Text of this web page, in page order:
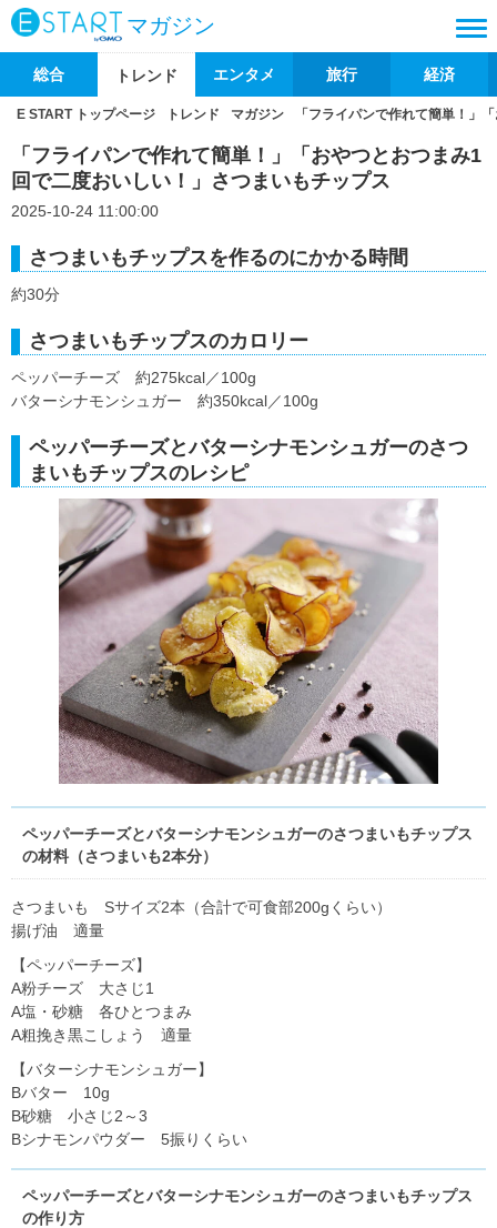
マガジン
総合 トレンド エンタメ 旅行 経済
E START トップページ トレンド マガジン 「フライパンで作れて簡単！」
「フライパンで作れて簡単！」「おやつとおつまみ1
回で二度おいしい！」さつまいもチップス
2025-10-24 11:00:00
さつまいもチップスを作るのにかかる時間
約30分
さつまいもチップスのカロリー
ペッパーチーズ 約275kcal／100g
バターシナモンシュガー 約350kcal／100g
ペッパーチーズとバターシナモンシュガーのさつ
まいもチップスのレシピ
ペッパーチーズとバターシナモンシュガーのさつまいもチップス
の材料（さつまいも2本分）
さつまいも Sサイズ2本（合計で可食部200gくらい）
揚げ油 適量
【ペッパーチーズ】
A粉チーズ 大さじ1
A塩・砂糖 各ひとつまみ
A粗挽き黒こしょう 適量
【バターシナモンシュガー】
Bバター 10g
B砂糖 小さじ2～3
Bシナモンパウダー 5振りくらい
ペッパーチーズとバターシナモンシュガーのさつまいもチップス
の作り方